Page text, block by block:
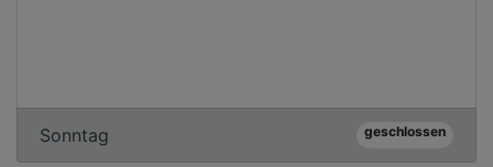
Sonntag geschlossen